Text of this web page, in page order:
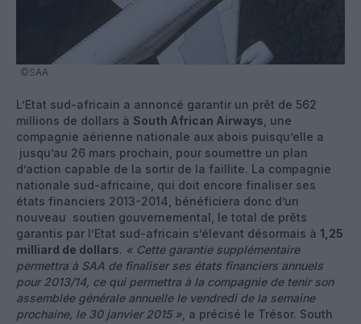
©SAA
L’Etat sud-africain a annoncé garantir un prêt de 562
millions de dollars à South African Airways , une
compagnie aérienne nationale aux abois puisqu’elle a
jusqu’au 26 mars prochain, pour soumettre un plan
d’action capable de la sortir de la faillite. La compagnie
nationale sud-africaine, qui doit encore finaliser ses
états financiers 2013-2014, bénéficiera donc d’un
nouveau soutien gouvernemental, le total de prêts
garantis par l’Etat sud-africain s’élevant désormais à 1,25
milliard de dollars. « Cette garantie supplémentaire
permettra à SAA de finaliser ses états financiers annuels
pour 2013/14, ce qui permettra à la compagnie de tenir son
assemblée générale annuelle le vendredi de la semaine
prochaine, le 30 janvier 2015 » , a précisé le Trésor. South